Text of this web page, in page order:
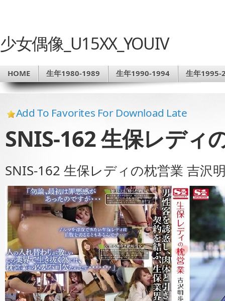
少女偶像_U15XX_YOUIV
HOME 生年1980-1989 生年1990-1994 生年1995-
Add To Favorites For Download Late
SNIS-162 生保レディ
SNIS-162 生保レディの枕営業 吉沢